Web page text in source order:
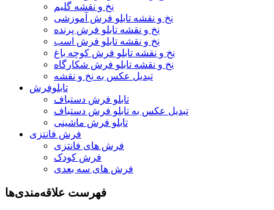
نخ و نقشه گلیم
نخ و نقشه تابلو فرش آموزشی
نخ و نقشه تابلو فرش پرنده
نخ و نقشه تابلو فرش اسب
نخ و نقشه تابلو فرش کوچه باغ
نخ و نقشه تابلو فرش شکارگاه
تبدیل عکس به نخ و نقشه
تابلوفرش
تابلو فرش دستباف
تبدیل عکس به تابلو فرش دستباف
تابلو فرش ماشینی
فرش فانتزی
فرش های فانتزی
فرش کودک
فرش های سه بعدی
فهرست علاقه‌مندی‌ها